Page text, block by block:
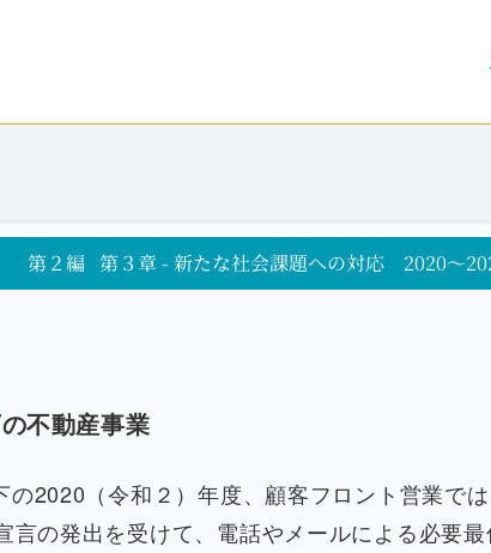
第２編 第３章 - 新たな社会課題への対応 2020～
不動産事業
の2020（令和２）年度、顧客フロント営業で
言の発出を受けて、電話やメールによる必要